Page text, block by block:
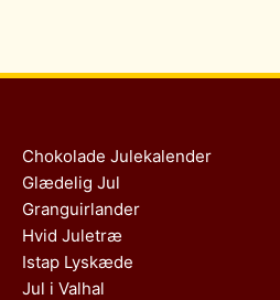
Chokolade Julekalender
Glædelig Jul
Granguirlander
Hvid Juletræ
Istap Lyskæde
Jul i Valhal